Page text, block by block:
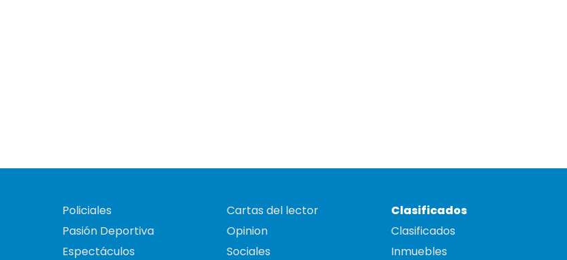
Policiales
Pasión Deportiva
Espectáculos
Cartas del lector
Opinion
Sociales
Clasificados
Clasificados
Inmuebles